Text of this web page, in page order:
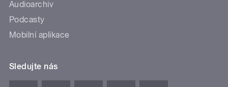
Audioarchiv
Podcasty
Mobilní aplikace
Sledujte nás